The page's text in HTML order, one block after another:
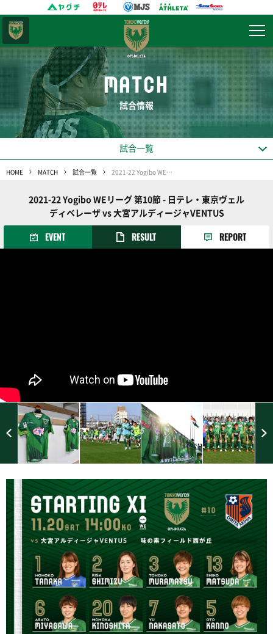
MATCH
試合情報
試合一覧
HOME MATCH 試合一覧 2021-22 Yogibo WEリーグ 第10節
2021-22 Yogibo WEリーグ 第10節 - 日テレ・東京ヴェル
ディベレーザ vs 大宮アルディージャVENTUS
EVENT RESULT REPORT